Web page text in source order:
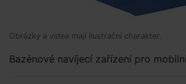
Obrázky a videa mají ilustrační charakter.
Bazénové navíjecí zařízení pro